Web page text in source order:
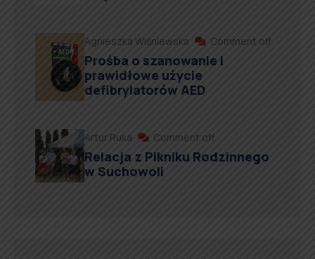
Agnieszka Wiśniewska Comment off
Prośba o szanowanie i
prawidłowe użycie
defibrylatorów AED
Artur Ruka Comment off
Relacja z Pikniku Rodzinnego
w Suchowoli